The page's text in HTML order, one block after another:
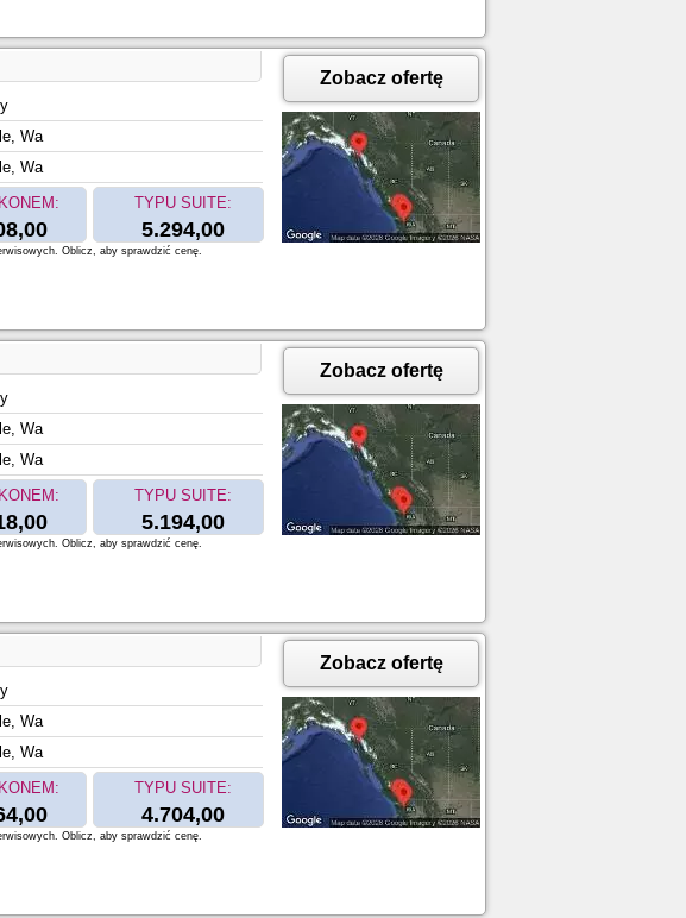
Wa
Wa
TYPU SUITE:
5.294,00
Zobacz ofertę
Oblicz, aby sprawdzić cenę.
Wa
Wa
TYPU SUITE:
5.194,00
Zobacz ofertę
Oblicz, aby sprawdzić cenę.
Wa
Wa
TYPU SUITE:
4.704,00
Zobacz ofertę
Oblicz, aby sprawdzić cenę.